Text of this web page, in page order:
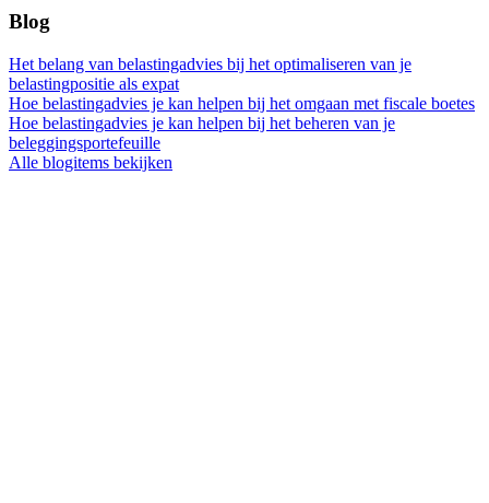
Blog
Het belang van belastingadvies bij het optimaliseren van je
belastingpositie als expat
Hoe belastingadvies je kan helpen bij het omgaan met fiscale boetes
Hoe belastingadvies je kan helpen bij het beheren van je
beleggingsportefeuille
Alle blogitems bekijken